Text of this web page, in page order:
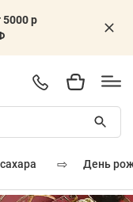
5000 р
сахара ⇨ день